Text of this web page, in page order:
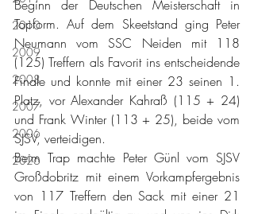
2010
2009
2008
2007
2006
2026
Beginn der Deutschen Meisterschaft in
Topform. Auf dem Skeetstand ging Peter
Neumann vom SSC Neiden mit 118
(125) Treffern als Favorit ins entscheidende
Finale und konnte mit einer 23 seinen 1.
Platz, vor Alexander Kahraß (115 + 24)
und Frank Winter (113 + 25), beide vom
SJSV, verteidigen.
Beim Trap machte Peter Günl vom SJSV
Großdobritz mit einem Vorkampfergebnis
von 117 Treffern den Sack mit einer 21